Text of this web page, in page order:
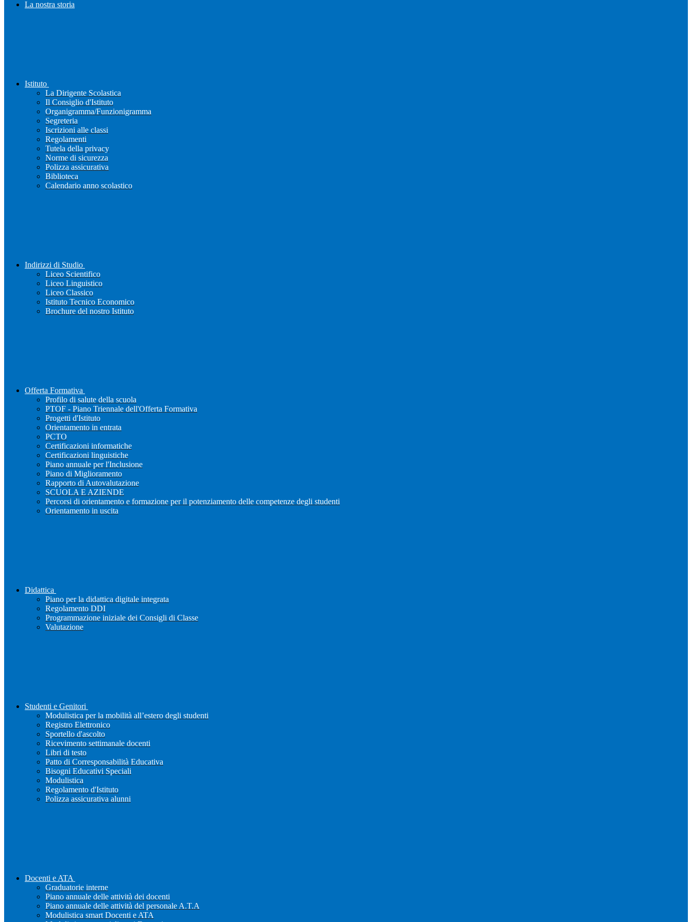
La nostra storia
Istituto
La Dirigente Scolastica
Il Consiglio d'Istituto
Organigramma/Funzionigramma
Segreteria
Iscrizioni alle classi
Regolamenti
Tutela della privacy
Norme di sicurezza
Polizza assicurativa
Biblioteca
Calendario anno scolastico
Indirizzi di Studio
Liceo Scientifico
Liceo Linguistico
Liceo Classico
Istituto Tecnico Economico
Brochure del nostro Istituto
Offerta Formativa
Profilo di salute della scuola
PTOF - Piano Triennale dell'Offerta Formativa
Progetti d'Istituto
Orientamento in entrata
PCTO
Certificazioni informatiche
Certificazioni linguistiche
Piano annuale per l'Inclusione
Piano di Miglioramento
Rapporto di Autovalutazione
SCUOLA E AZIENDE
Percorsi di orientamento e formazione per il potenziamento delle competenze degli studenti
Orientamento in uscita
Didattica
Piano per la didattica digitale integrata
Regolamento DDI
Programmazione iniziale dei Consigli di Classe
Valutazione
Studenti e Genitori
Modulistica per la mobilità all’estero degli studenti
Registro Elettronico
Sportello d'ascolto
Ricevimento settimanale docenti
Libri di testo
Patto di Corresponsabilità Educativa
Bisogni Educativi Speciali
Modulistica
Regolamento d'Istituto
Polizza assicurativa alunni
Docenti e ATA
Graduatorie interne
Piano annuale delle attività dei docenti
Piano annuale delle attività del personale A.T.A
Modulistica smart Docenti e ATA